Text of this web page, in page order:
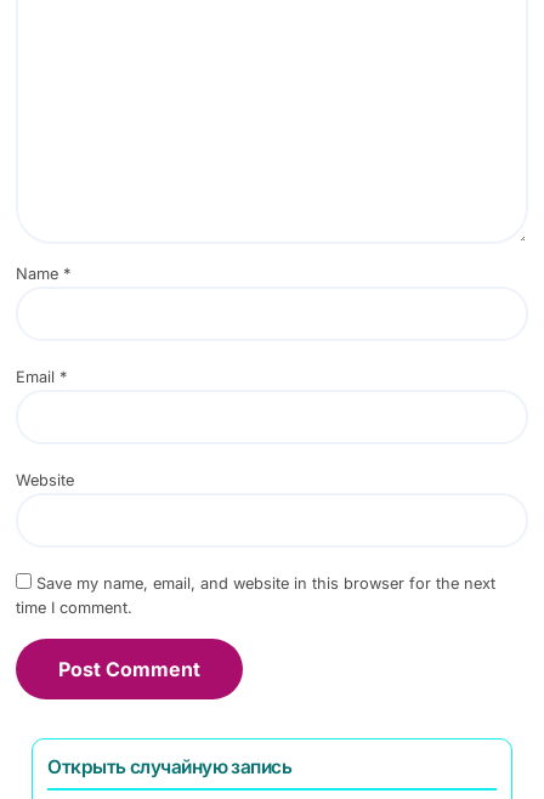
Name *
Email *
Website
Save my name, email, and website in this browser for the next
time I comment.
Открыть случайную запись